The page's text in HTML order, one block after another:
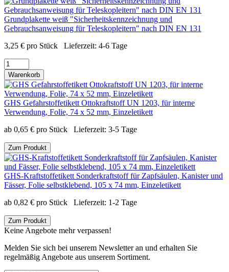
Grundplakette weiß "Sicherheitskennzeichnung und
Gebrauchsanweisung für Teleskopleitern" nach DIN EN 131
3,25 € pro Stück Lieferzeit: 4-6 Tage
Warenkorb
GHS Gefahrstoffetikett Ottokraftstoff UN 1203, für interne
Verwendung, Folie, 74 x 52 mm, Einzeletikett
ab 0,65 € pro Stück Lieferzeit: 3-5 Tage
Zum Produkt
GHS-Kraftstoffetikett Sonderkraftstoff für Zapfsäulen, Kanister und
Fässer, Folie selbstklebend, 105 x 74 mm, Einzeletikett
ab 0,82 € pro Stück Lieferzeit: 1-2 Tage
Zum Produkt
Keine Angebote mehr verpassen!
Melden Sie sich bei unserem Newsletter an und erhalten Sie
regelmäßig Angebote aus unserem Sortiment.